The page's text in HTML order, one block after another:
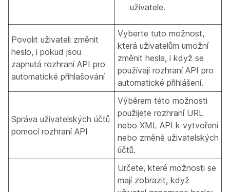
uživatele.
Povolit uživateli změnit
heslo, i pokud jsou
zapnutá rozhraní API pro
automatické přihlašování
Vyberte tuto možnost,
která uživatelům umožní
změnit hesla, i když se
používají rozhraní API pro
automatické přihlášení.
Správa uživatelských účtů
pomocí rozhraní API
Výběrem této možnosti
použijete rozhraní URL
nebo XML API k vytvoření
nebo změně uživatelských
účtů.
Určete, které možnosti se
mají zobrazit, když